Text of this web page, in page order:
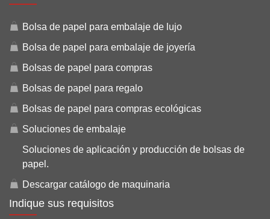
Bolsa de papel para embalaje de lujo
Bolsa de papel para embalaje de joyería
Bolsas de papel para compras
Bolsas de papel para regalo
Bolsas de papel para compras ecológicas
Soluciones de embalaje
Soluciones de aplicación y producción de bolsas de
papel.
Descargar catálogo de maquinaria
Indique sus requisitos